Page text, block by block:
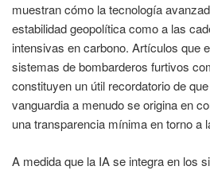
muestran cómo la tecnología
estabilidad geopolítica como a las
intensivas en carbono. Artículos que
sistemas de bombarderos furtivos
constituyen un útil recordatorio de
vanguardia a menudo se origina en
una transparencia mínima en torno a
A medida que la IA se integra en los